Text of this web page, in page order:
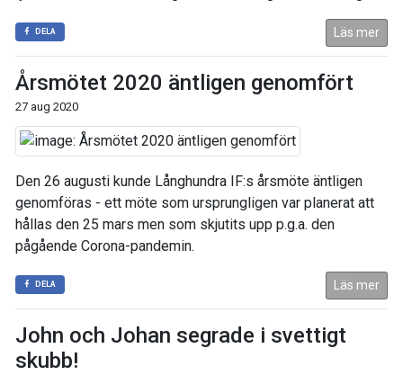
DELA Läs mer
Årsmötet 2020 äntligen genomfört
27 aug 2020
Den 26 augusti kunde Långhundra IF:s årsmöte äntligen
genomföras - ett möte som ursprungligen var planerat att
hållas den 25 mars men som skjutits upp p.g.a. den
pågående Corona-pandemin.
DELA Läs mer
John och Johan segrade i svettigt
skubb!